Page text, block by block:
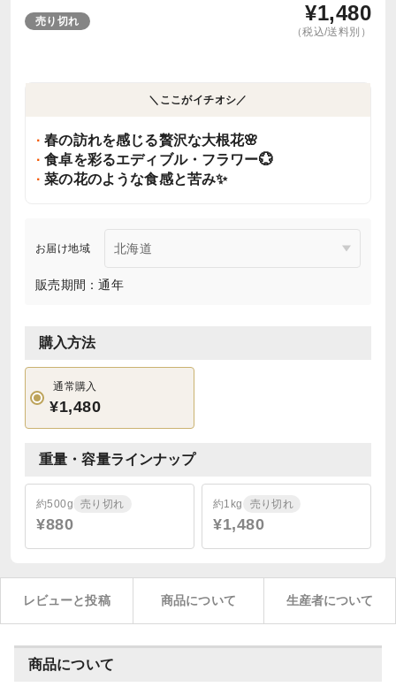
売り切れ ¥1,480
（税込/送料別）
＼ここがイチオシ／
春の訪れを感じる贅沢な大根花🌸
食卓を彩るエディブル・フラワー💮
菜の花のような食感と苦み✨
お届け地域
販売期間：通年
購入方法
通常購入
¥1,480
重量・容量ラインナップ
約500g 売り切れ
¥880
約1kg 売り切れ
¥1,480
レビューと投稿 商品について 生産者について
商品について